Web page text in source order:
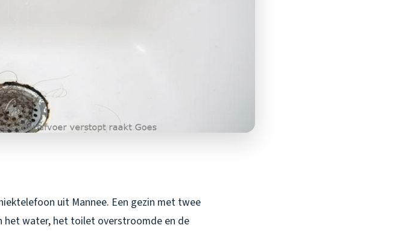
uit Mannee. Een gezin met twee
water, het toilet overstroomde en de